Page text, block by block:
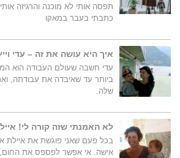
תפסה אותי לא מוכנה והרגיזה
כתבתי בעבר במאקו
איך היא עושה את זה – עדי
עדי חשבה שעולם העבודה הוא
ביותר עד שאיבדה את עבודתה,
שלה.
לא האמנתי שזה קורה לי!
בכל פעם שאני פוגשת את איילת
אישה. אי אפשר לפספס את החום,